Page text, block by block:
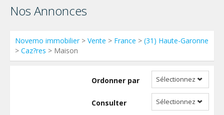
Nos Annonces
Novemo immobilier> Vente > France > (31) Haute-Garonne
> Caz?res > Maison
Ordonner par Sélectionnez
Consulter Sélectionnez